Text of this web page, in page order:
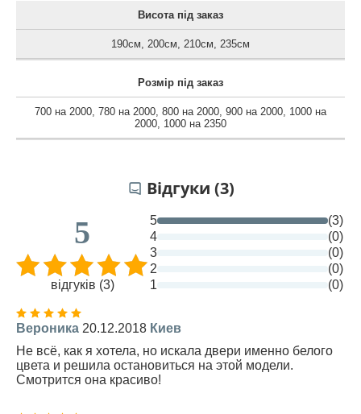
Висота під заказ
190см, 200см, 210см, 235см
Розмір під заказ
700 на 2000, 780 на 2000, 800 на 2000, 900 на 2000, 1000 на
2000, 1000 на 2350
Відгуки (3)
5
відгуків (3)
5
(3)
4
(0)
3
(0)
2
(0)
1
(0)
Вероника 20.12.2018 Киев
Не всё, как я хотела, но искала двери именно белого
цвета и решила остановиться на этой модели.
Смотрится она красиво!